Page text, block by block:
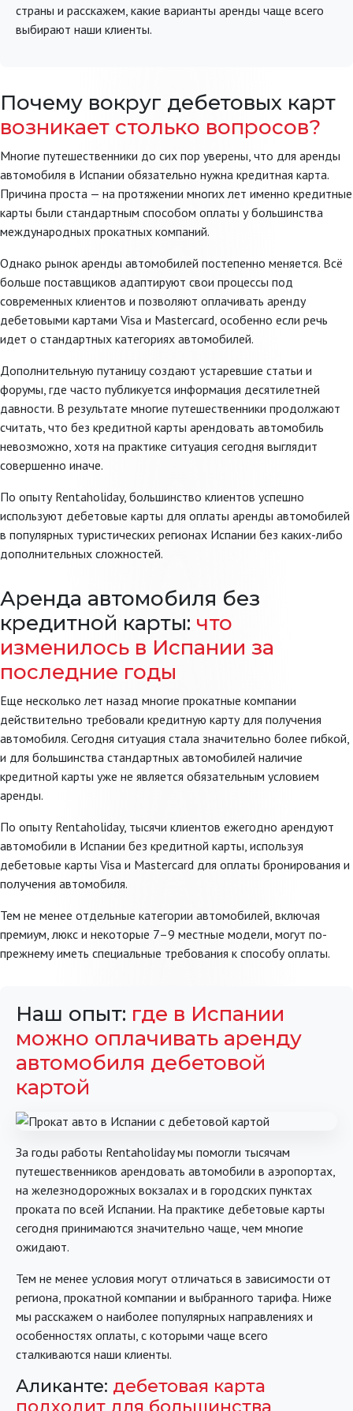
страны и расскажем, какие варианты аренды чаще всего
выбирают наши клиенты.
Почему вокруг дебетовых карт
возникает столько вопросов?
Многие путешественники до сих пор уверены, что для аренды
автомобиля в Испании обязательно нужна кредитная карта.
Причина проста — на протяжении многих лет именно кредитные
карты были стандартным способом оплаты у большинства
международных прокатных компаний.
Однако рынок аренды автомобилей постепенно меняется. Всё
больше поставщиков адаптируют свои процессы под
современных клиентов и позволяют оплачивать аренду
дебетовыми картами Visa и Mastercard, особенно если речь
идет о стандартных категориях автомобилей.
Дополнительную путаницу создают устаревшие статьи и
форумы, где часто публикуется информация десятилетней
давности. В результате многие путешественники продолжают
считать, что без кредитной карты арендовать автомобиль
невозможно, хотя на практике ситуация сегодня выглядит
совершенно иначе.
По опыту Rentaholiday, большинство клиентов успешно
используют дебетовые карты для оплаты аренды автомобилей
в популярных туристических регионах Испании без каких-либо
дополнительных сложностей.
Аренда автомобиля без
кредитной карты: что
изменилось в Испании за
последние годы
Еще несколько лет назад многие прокатные компании
действительно требовали кредитную карту для получения
автомобиля. Сегодня ситуация стала значительно более гибкой,
и для большинства стандартных автомобилей наличие
кредитной карты уже не является обязательным условием
аренды.
По опыту Rentaholiday, тысячи клиентов ежегодно арендуют
автомобили в Испании без кредитной карты, используя
дебетовые карты Visa и Mastercard для оплаты бронирования и
получения автомобиля.
Тем не менее отдельные категории автомобилей, включая
премиум, люкс и некоторые 7–9 местные модели, могут по-
прежнему иметь специальные требования к способу оплаты.
Наш опыт: где в Испании
можно оплачивать аренду
автомобиля дебетовой
картой
За годы работы Rentaholiday мы помогли тысячам
путешественников арендовать автомобили в аэропортах,
на железнодорожных вокзалах и в городских пунктах
проката по всей Испании. На практике дебетовые карты
сегодня принимаются значительно чаще, чем многие
ожидают.
Тем не менее условия могут отличаться в зависимости от
региона, прокатной компании и выбранного тарифа. Ниже
мы расскажем о наиболее популярных направлениях и
особенностях оплаты, с которыми чаще всего
сталкиваются наши клиенты.
Аликанте: дебетовая карта
подходит для большинства